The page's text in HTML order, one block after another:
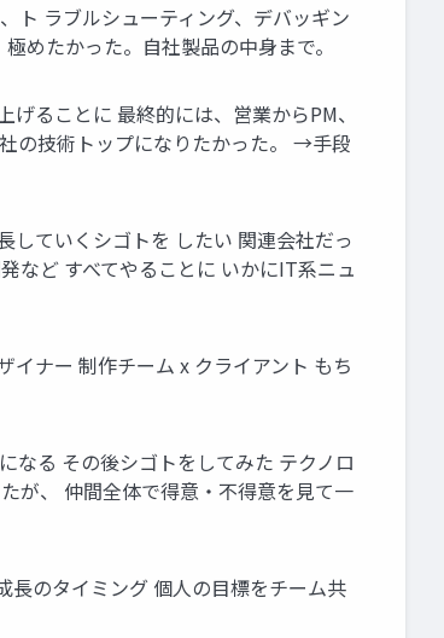
ト ラブルシューティング、デバッギン
めたかった。自社製品の中身まで。
ることに 最終的には、営業からPM、
の技術トップになりたかった。 →手段
ていくシゴトを したい 関連会社だっ
など すべてやることに いかにIT系ニュ
イナー 制作チーム x クライアント もち
なる その後シゴトをしてみた テクノロ
が、 仲間全体で得意・不得意を見て一
長のタイミング 個人の目標をチーム共